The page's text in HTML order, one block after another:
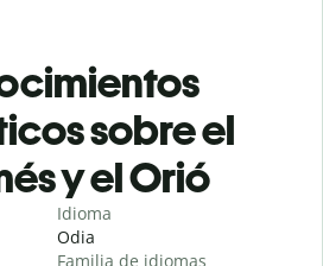
sobre el
y el Orió
Idioma
Odia
Familia de idiomas